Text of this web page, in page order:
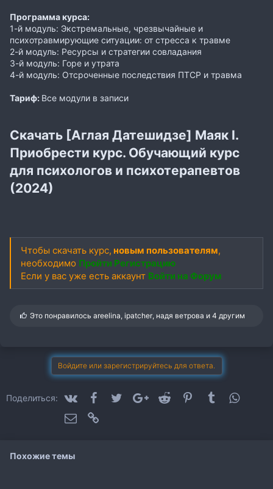
Программа курса:
1-й модуль: Экстремальные, чрезвычайные и
психотравмирующие ситуации: от стресса к травме
2-й модуль: Ресурсы и стратегии совладания
3-й модуль: Горе и утрата
4-й модуль: Отсроченные последствия ПТСР и травма
Тариф: Все модули в записи
Скачать [Аглая Датешидзе] Маяк I.
Приобрести курс. Обучающий курс
для психологов и психотерапевтов
(2024)
Чтобы скачать курс, новым пользователям,
необходимо Пройти Регистрацию
Если у вас уже есть аккаунт Войти на Форум
С
Это понравилосьareelina,ipatcher, надя ветрова и 4 другим
Войдите или зарегистрируйтесь для ответа.
Поделиться: VK FacebookTwitterGoogle+Reddit PinterestTumblr
Электронная почта
Похожие темы